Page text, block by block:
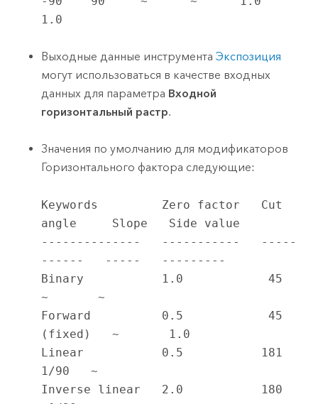
1.0
Выходные данные инструментаЭкспозиция
могут использоваться в качестве входных
данных для параметра Входной
горизонтальный растр.
Значения по умолчанию для модификаторов
Горизонтального фактора следующие:
Keywords         Zero factor   Cut
angle     Slope   Side value
--------------   -----------   -----
------   -----   ---------
Binary           1.0            45
~       ~
Forward          0.5            45
(fixed)   ~       1.0
Linear           0.5           181
1/90   ~
Inverse linear   2.0           180